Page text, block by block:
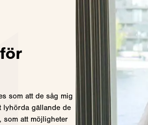
som att de såg mig
lyhörda gällande de
att möjligheter